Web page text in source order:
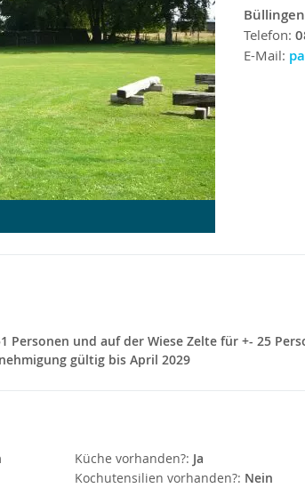
Büllingen
Telefon:
E-Mail:
Personen und auf der Wiese Zelte für +- 25
gültig bis April 2029
Küche vorhanden?: Ja
Kochutensilien vorhanden?: Nein